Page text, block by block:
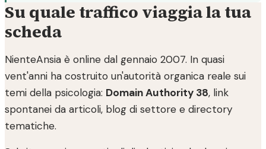
Su quale traffico viaggia la tua
scheda
NienteAnsia è online dal gennaio 2007. In quasi
vent'anni ha costruito un'autorità organica reale sui
temi della psicologia: Domain Authority 38, link
spontanei da articoli, blog di settore e directory
tematiche.